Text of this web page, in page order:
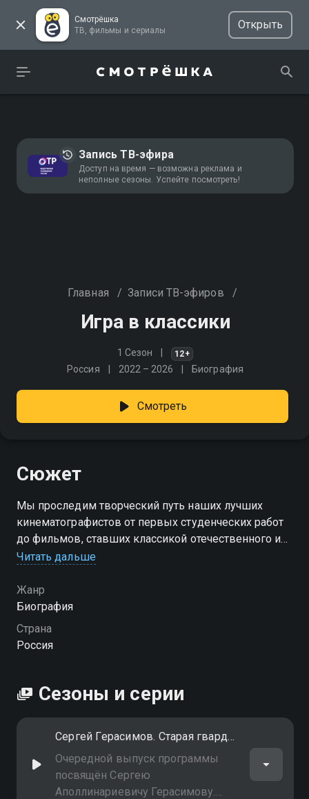
Смотрёшка
ТВ, фильмы и сериалы
Открыть
Запись ТВ-эфира
Доступ на время — возможна реклама и
неполные сезоны. Успейте посмотреть!
Главная / Записи ТВ-эфиров /
Игра в классики
1 Сезон 12+
Россия 2022 – 2026 Биография
Смотреть
Сюжет
Мы проследим творческий путь наших лучших
кинематографистов от первых студенческих работ
до фильмов, ставших классикой отечественного и
мирового кинематографа
Читать дальше
Жанр
Биография
Страна
Россия
Сезоны и серии
Сергей Герасимов. Старая гвардия
Очередной выпуск программы
посвящён Сергею
Аполлинариевичу Герасимову.